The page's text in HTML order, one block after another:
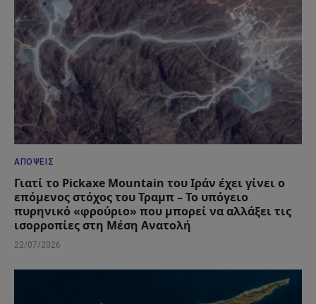
ΑΠΌΨΕΙΣ
Γιατί το Pickaxe Mountain του Ιράν έχει γίνει ο
επόμενος στόχος του Τραμπ – Το υπόγειο
πυρηνικό «φρούριο» που μπορεί να αλλάξει τις
ισορροπίες στη Μέση Ανατολή
22/07/2026